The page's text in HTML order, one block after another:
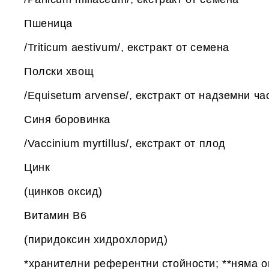
Пшеница 30
/Triticum aestivum/, екстракт от семена
Полски хвощ
/Equisetum arvense/, екстракт от надземни
Синя боровинка
/Vaccinium myrtillus/, екстракт от плод
Цинк 5
(цинков оксид)
Витамин B6
(пиридоксин хидрохлорид)
*хранителни референтни стойности; **няма